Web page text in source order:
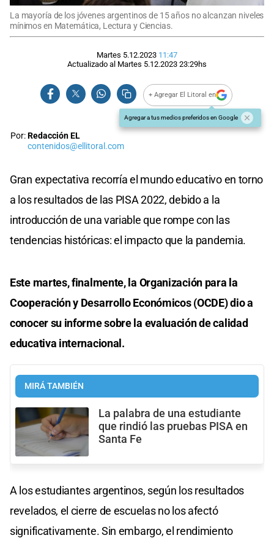
La mayoría de los jóvenes argentinos de 15 años no alcanzan niveles
mínimos en Matemática, Lectura y Ciencias.
Martes 5.12.2023 11:47
Actualizado al Martes 5.12.2023 23:29hs
+ Agregar El Litoral en
Agregar a tus medios preferidos en Google
Por:Redacción EL
contenidos@ellitoral.com
Gran expectativa recorría el mundo educativo en torno
a los resultados de las PISA 2022, debido a la
introducción de una variable que rompe con las
tendencias históricas: el impacto que la pandemia.
Este martes, finalmente, la Organización para la
Cooperación y Desarrollo Económicos (OCDE) dio a
conocer su informe sobre la evaluación de calidad
educativa internacional.
MIRÁ TAMBIÉN
La palabra de una estudiante
que rindió las pruebas PISA en
Santa Fe
A los estudiantes argentinos, según los resultados
revelados, el cierre de escuelas no los afectó
significativamente. Sin embargo, el rendimiento